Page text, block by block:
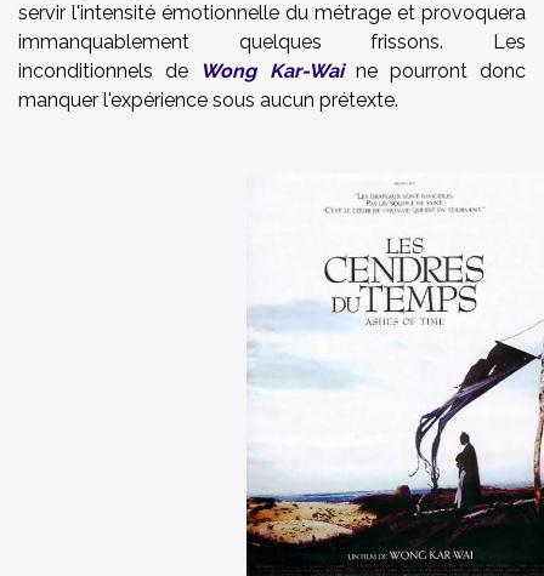
servir l'intensité émotionnelle du métrage et provoquera
immanquablement quelques frissons. Les
inconditionnels de
Wong Kar-Waine pourront donc
manquer l'expérience sous aucun prétexte.